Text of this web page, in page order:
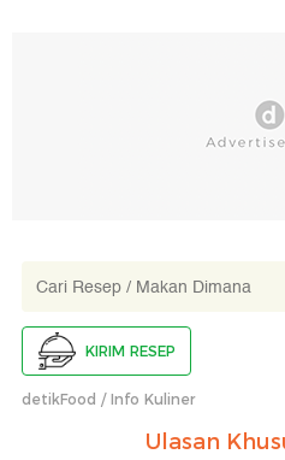
KIRIM RESEP
detikFood Info Kuliner
Ulasan